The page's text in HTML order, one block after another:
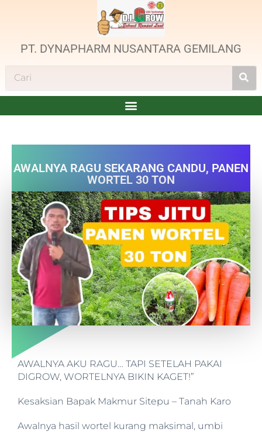
PT. DYNAPHARM NUSANTARA GEMILANG
AWALNYA RAGU SEKARANG CANDU, PANEN
WORTEL 30 TON
AWALNYA AKU RAGU… TAPI SETELAH PAKAI
DIGROW, WORTELNYA BIKIN KAGET!”
Kesaksian Bapak Makmur Sitepu – Tanah Karo
Awalnya hasil wortel kurang maksimal, umbi